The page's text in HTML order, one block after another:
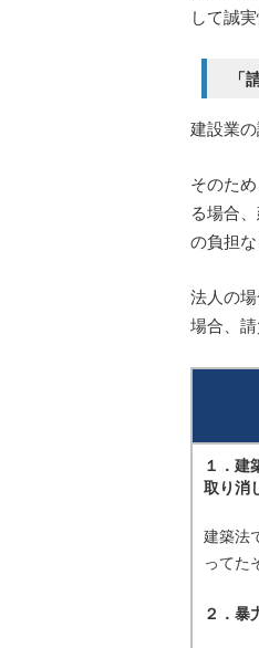
して誠
「
建設業
そのた
る場合
の負担な
法人の
場合、
１．建
取り消
建築法
ってた
２．暴